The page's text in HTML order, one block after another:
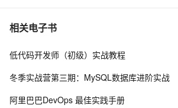
7 Net设计模式实例之解释器模式（
8 Asp.Net MVC5入门学习系列④
相关电子书
低代码开发师（初级）实战教程
冬季实战营第三期：MySQL数据库进阶实战
阿里巴巴DevOps 最佳实践手册